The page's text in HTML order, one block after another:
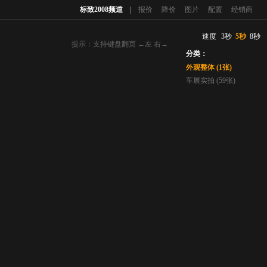
标致2008频道 报价 降价 图片 配置 经销商
速度 3秒 5秒 8秒
分类：
外观整体 (1张)
车展实拍 (59张)